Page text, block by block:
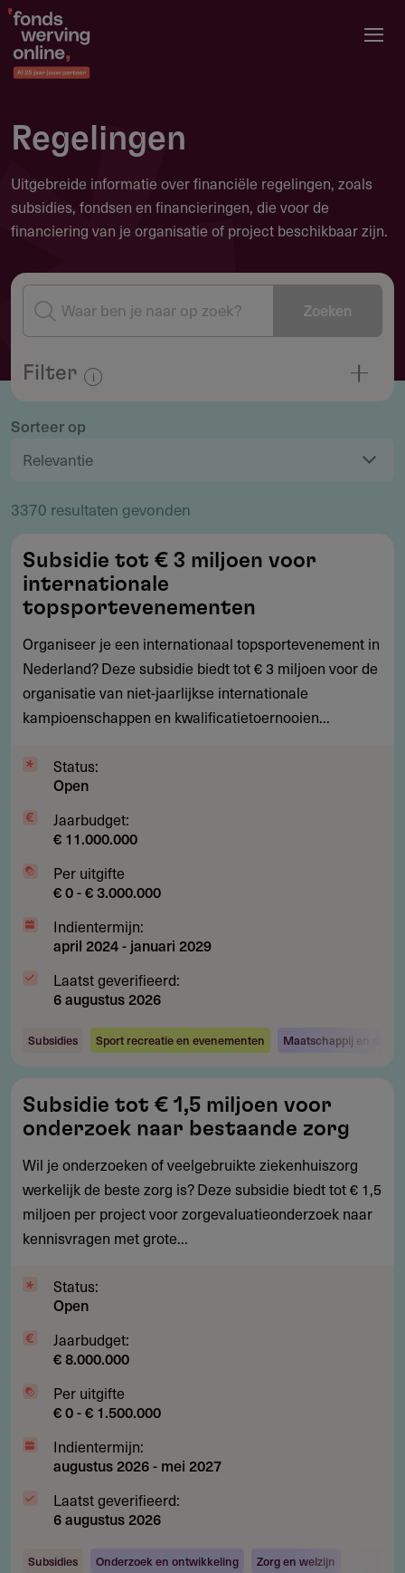
Overslaan
naar
de
gaan
Regelingen
Uitgebreide informatie over financiële regelingen, zoals
subsidies, fondsen en financieringen, die voor de
financiering van je organisatie of project beschikbaar zijn.
Zoeken
Filter
Informatie over filteren
Organisatietype
Activiteiten
Werkingsgebied
Organisatie
Status
Sorteer op
3370 resultaten gevonden
tot
€
3
miljoen
voor
internationale
topsportevenementen
Subsidie tot € 3 miljoen voor
internationale
topsportevenementen
Organiseer je een internationaal topsportevenement in
Nederland? Deze subsidie biedt tot € 3 miljoen voor de
organisatie van niet-jaarlijkse internationale
kampioenschappen en kwalificatietoernooien...
Status:
Open
Jaarbudget:
€ 11.000.000
Per uitgifte
€ 0 - € 3.000.000
Indientermijn:
april 2024- januari 2029
Laatst geverifieerd:
6 augustus 2026
Subsidies Sport recreatie en evenementen Maatschappij en
tot
€
1,5
miljoen
voor
onderzoek
bestaande
Subsidie tot € 1,5 miljoen voor
onderzoek naar bestaande zorg
Wil je onderzoeken of veelgebruikte ziekenhuiszorg
werkelijk de beste zorg is? Deze subsidie biedt tot € 1,5
miljoen per project voor zorgevaluatieonderzoek naar
kennisvragen met grote...
Status:
Open
Jaarbudget:
€ 8.000.000
Per uitgifte
€ 0 - € 1.500.000
Indientermijn:
augustus 2026- mei 2027
Laatst geverifieerd:
6 augustus 2026
Subsidies Onderzoek en ontwikkeling Zorg en welzijn